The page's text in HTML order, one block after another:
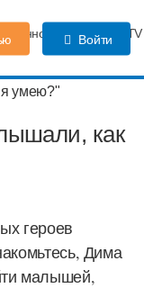
Форум
Войти
как
героев
Дима
малышей,